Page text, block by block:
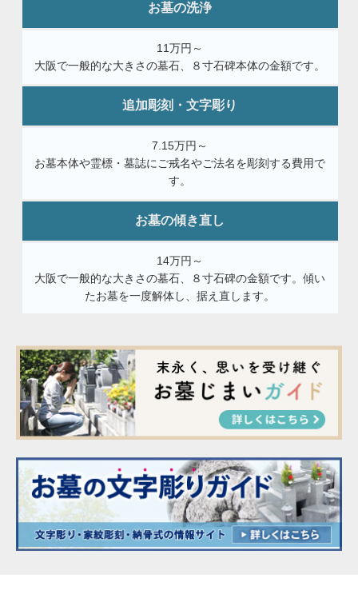
お墓の洗浄
11万円～
大阪で一般的な大きさの墓石、８寸石碑本体の金額です。
追加彫刻・文字彫り
7.15万円～
お墓本体や霊標・墓誌にご戒名やご法名を彫刻する費用で
す。
お墓の傾き直し
14万円～
大阪で一般的な大きさの墓石、８寸石碑の金額です。傾い
たお墓を一度解体し、据え直します。